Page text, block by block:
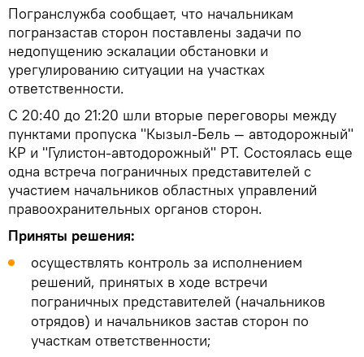
Погранслужба сообщает, что начальникам
погранзастав сторон поставлены задачи по
недопущению эскалации обстановки и
урегулированию ситуации на участках
ответственности.
С 20:40 до 21:20 шли вторые переговоры между
пунктами пропуска "Кызыл-Бель — автодорожный"
КР и "Гулистон-автодорожный" РТ. Состоялась еще
одна встреча пограничных представителей с
участием начальников областных управлений
правоохранительных органов сторон.
Приняты решения:
осуществлять контроль за исполнением
решений, принятых в ходе встречи
пограничных представителей (начальников
отрядов) и начальников застав сторон по
участкам ответственности;